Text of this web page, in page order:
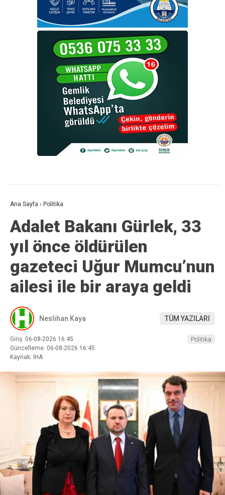
Ana Sayfa › Politika
Adalet Bakanı Gürlek, 33
yıl önce öldürülen
gazeteci Uğur Mumcu’nun
ailesi ile bir araya geldi
Neslihan Kaya TÜM YAZILARI
Giriş: 06-08-2026 16:45
Güncelleme: 06-08-2026 16:45
Kaynak: İHA
Politika